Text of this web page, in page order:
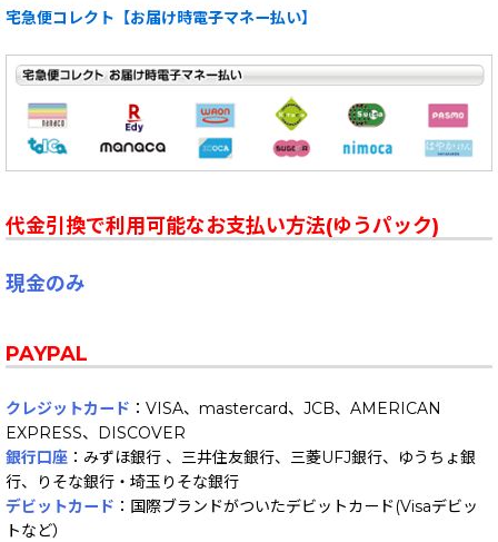
宅急便コレクト【お届け時電子マネー払い】
代金引換で利用可能なお支払い方法(ゆうパック)
現金のみ
PAYPAL
クレジットカード ：VISA、mastercard、JCB、AMERICAN
EXPRESS、DISCOVER
銀行口座 ：みずほ銀行 、三井住友銀行、三菱UFJ銀行、ゆうちょ銀
行、りそな銀行・埼玉りそな銀行
デビットカード ：国際ブランドがついたデビットカード(Visaデビッ
トなど）